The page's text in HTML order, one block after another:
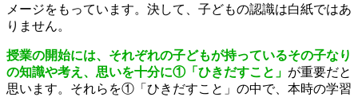
メージをもっています。決して、子どもの認識は白紙ではあ
りません。
授業の開始には、それぞれの子どもが持っているその子なり
の知識や考え、思いを十分に①「ひきだすこと」 が重要だと
思います。それらを①「ひきだすこと」の中で、本時の学習